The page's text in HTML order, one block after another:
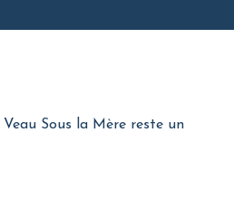
Sous la Mère reste un